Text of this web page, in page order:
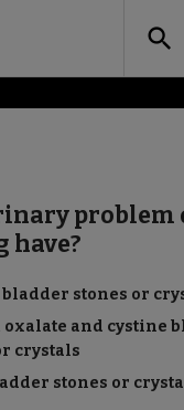
search
problem
have?
stones or
oxalate and cystine
crystals
stones or